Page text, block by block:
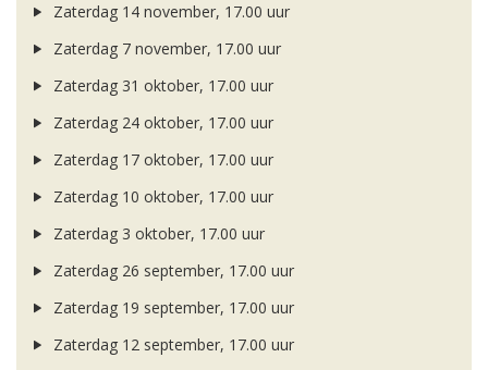
Zaterdag 14 november, 17.00 uur
Zaterdag 7 november, 17.00 uur
Zaterdag 31 oktober, 17.00 uur
Zaterdag 24 oktober, 17.00 uur
Zaterdag 17 oktober, 17.00 uur
Zaterdag 10 oktober, 17.00 uur
Zaterdag 3 oktober, 17.00 uur
Zaterdag 26 september, 17.00 uur
Zaterdag 19 september, 17.00 uur
Zaterdag 12 september, 17.00 uur